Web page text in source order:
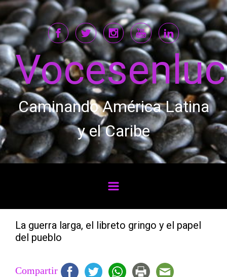
Saltar al contenido principal
Caminando América Latina
y el Caribe
La guerra larga, el libreto gringo y el papel
del pueblo
Compartir